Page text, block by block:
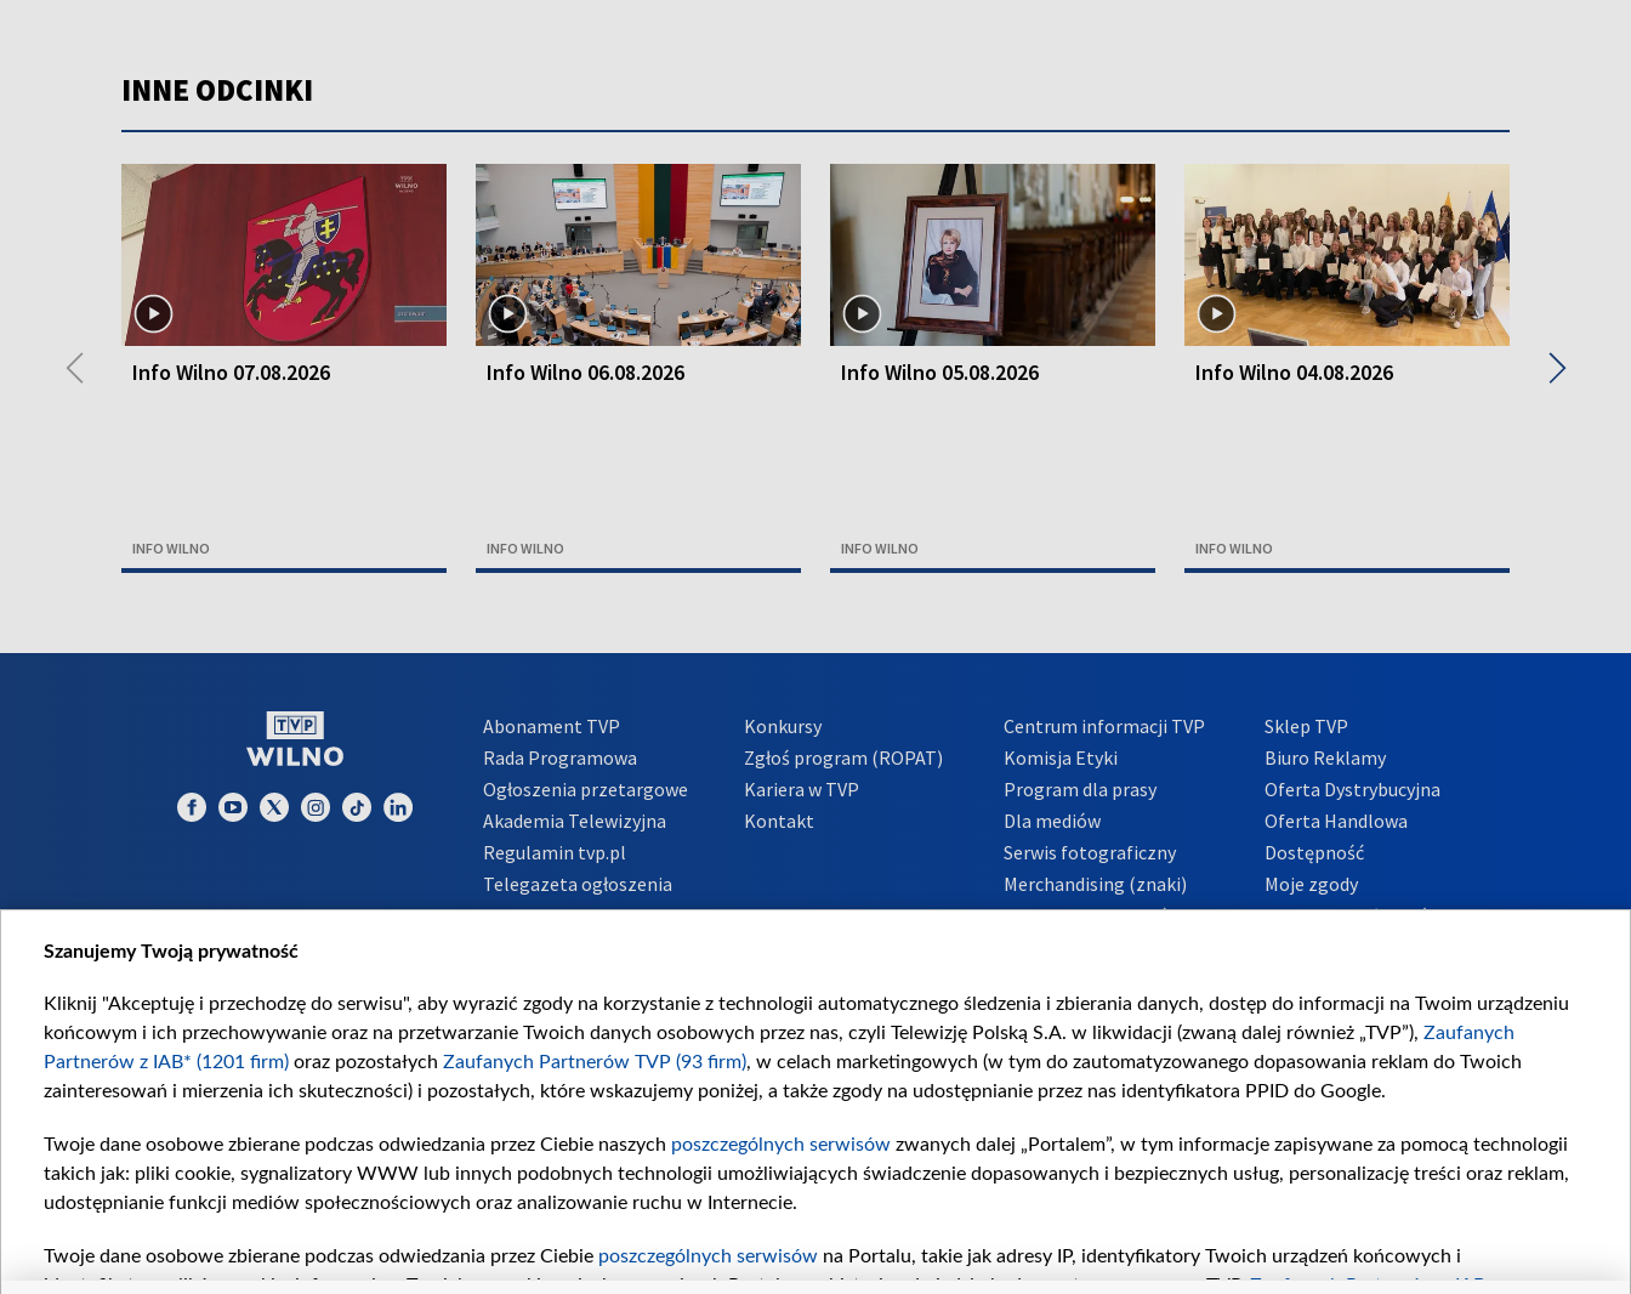
INNE ODCINKI
Info Wilno 07.08.2026
INFO WILNO
Info Wilno 06.08.2026
INFO WILNO
Info Wilno 05.08.2026
INFO WILNO
Info Wilno 04.08.2026
INFO WILNO
Info
◀ ▶
Abonament TVP
Rada Programowa
Ogłoszenia przetargowe
Akademia Telewizyjna
Regulamin tvp.pl
Telegazeta ogłoszenia
Informacje o nadawcy
Konkursy
Zgłoś program (ROPAT)
Kariera w TVP
Kontakt
Centrum informacji TVP
Komisja Etyki
Program dla prasy
Dla mediów
Serwis fotograficzny
Merchandising (znaki)
Polityka Prywatności
Sklep TVP
Biuro Reklamy
Oferta Dystrybucyjna
Oferta Handlowa
Dostępność
Moje zgody
Procedura zgłoszeń
Szanujemy Twoją prywatność
Kliknij "Akceptuję i przechodzę do serwisu", aby wyrazić zgody na korzystanie z technologii automatycznego śledzenia i zbierania danych, dostęp do informacji na Twoim urządzeniu
końcowym i ich przechowywanie oraz na przetwarzanie Twoich danych osobowych przez nas, czyli Telewizję Polską S.A. w likwidacji (zwaną dalej również „TVP”), Zaufanych
Partnerów z IAB* (1201 firm) oraz pozostałych Zaufanych Partnerów TVP (93 firm), w celach marketingowych (w tym do zautomatyzowanego dopasowania reklam do Twoich
zainteresowań i mierzenia ich skuteczności) i pozostałych, które wskazujemy poniżej, a także zgody na udostępnianie przez nas identyfikatora PPID do Google.
Twoje dane osobowe zbierane podczas odwiedzania przez Ciebie naszych poszczególnych serwisów zwanych dalej „Portalem”, w tym informacje zapisywane za pomocą technologii
takich jak: pliki cookie, sygnalizatory WWW lub innych podobnych technologii umożliwiających świadczenie dopasowanych i bezpiecznych usług, personalizację treści oraz reklam,
udostępnianie funkcji mediów społecznościowych oraz analizowanie ruchu w Internecie.
Twoje dane osobowe zbierane podczas odwiedzania przez Ciebie poszczególnych serwisów na Portalu, takie jak adresy IP, identyfikatory Twoich urządzeń końcowych i
identyfikatory plików cookie, informacje o Twoich wyszukiwaniach w serwisach Portalu czy historia odwiedzin będą przetwarzane przez TVP, Zaufanych Partnerów z IAB